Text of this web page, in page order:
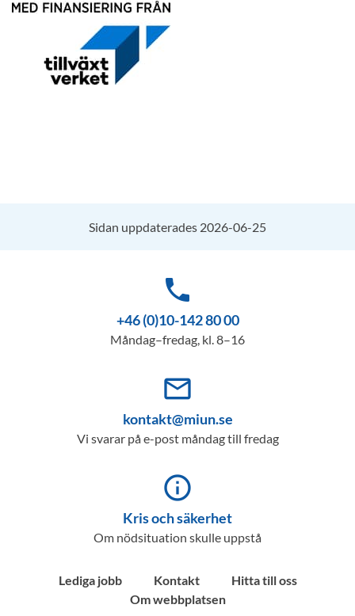
Sidan uppdaterades 2026-06-25
phone
+46 (0)10-142 80 00
Måndag–fredag, kl. 8–16
mail_outline
kontakt@miun.se
Vi svarar på e-post måndag till fredag
info_outline
Kris och säkerhet
Om nödsituation skulle uppstå
Lediga jobb Kontakt
Hitta till oss
Om webbplatsen